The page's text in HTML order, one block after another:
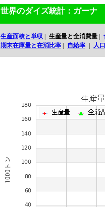
世界のダイズ統計：ガーナ
生産面積と単収 生産量と全消費量
期末在庫量と在消比率
自給率 人口